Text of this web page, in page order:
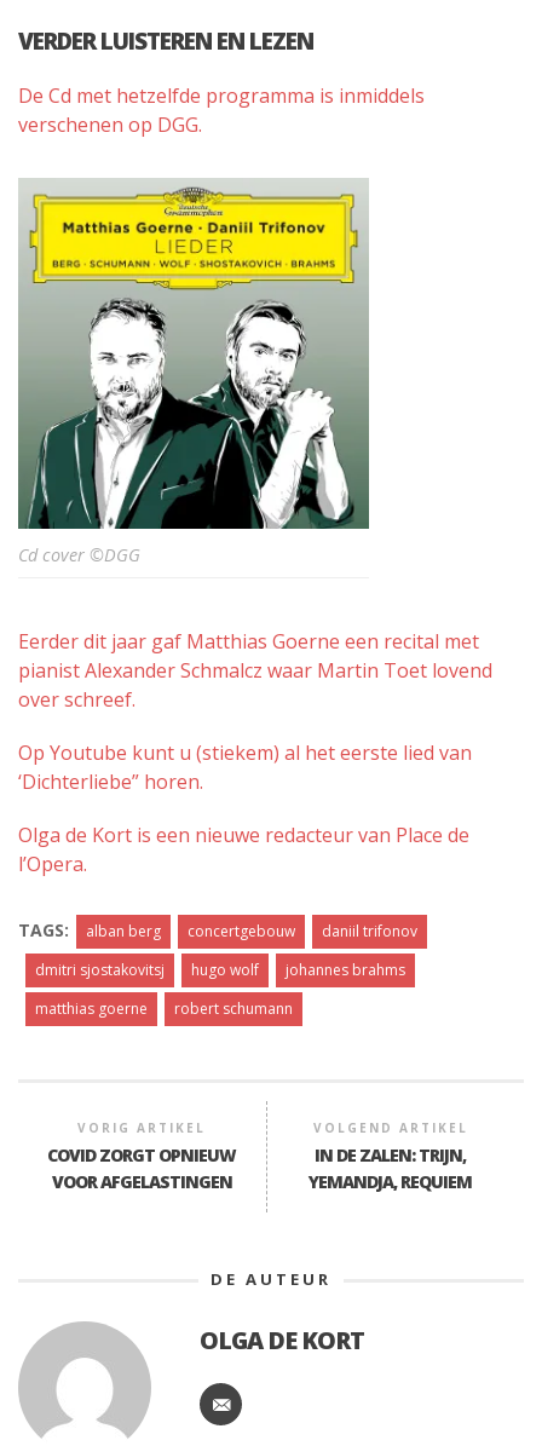
VERDER LUISTEREN EN LEZEN
De Cd met hetzelfde programma is inmiddels
verschenen op DGG.
Cd cover ©DGG
Eerder dit jaar gaf Matthias Goerne een recital met
pianist Alexander Schmalcz waar Martin Toet lovend
over schreef.
Op Youtube kunt u (stiekem) al het eerste lied van
‘Dichterliebe” horen.
Olga de Kort is een nieuwe redacteur van Place de
l’Opera.
TAGS: alban berg concertgebouw
daniil trifonov
dmitri sjostakovitsj
hugo wolf
johannes brahms
matthias goerne
robert schumann
VORIG ARTIKEL
COVID ZORGT OPNIEUW
VOOR AFGELASTINGEN
VOLGEND ARTIKEL
IN DE ZALEN: TRIJN,
YEMANDJA, REQUIEM
DE AUTEUR
OLGA DE KORT